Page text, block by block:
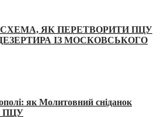
ЯК ПЕРЕТВОРИТИ ПЦУ
ІЗ МОСКОВСЬКОГО
як Молитовний сніданок
ПЦУ